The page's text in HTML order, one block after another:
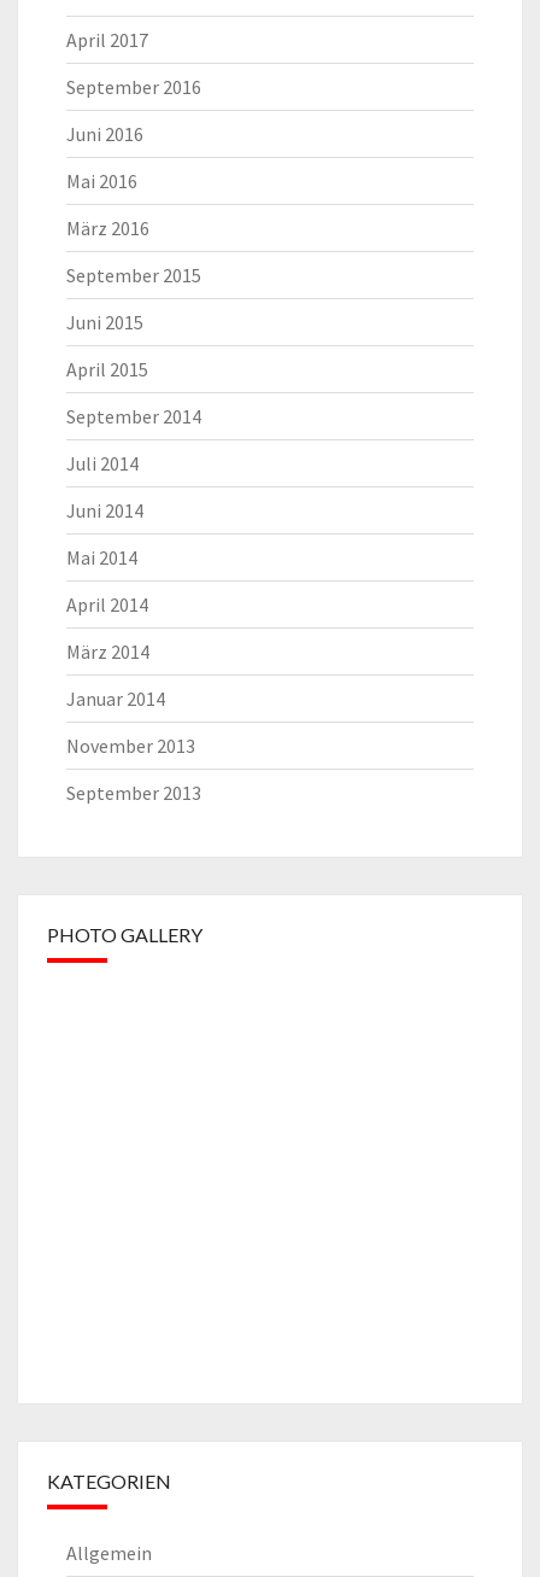
April 2017
September 2016
Juni 2016
Mai 2016
März 2016
September 2015
Juni 2015
April 2015
September 2014
Juli 2014
Juni 2014
Mai 2014
April 2014
März 2014
Januar 2014
November 2013
September 2013
PHOTO GALLERY
KATEGORIEN
Allgemein